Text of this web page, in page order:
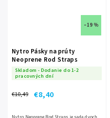
–19 %
Nytro Pásky na prúty
Neoprene Rod Straps
Skladom - Dodanie do 1-2
pracovných dní
€10,49 €8,40